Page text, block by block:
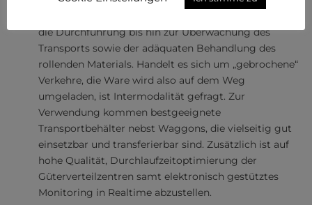
die Durchführung bis hin zur Überwachung des
Transports sowie der adäquaten Behandlung des
rollenden Materials. Handelt es sich um „gebrochene“
Verkehre, die Ware wird also auf dem Weg
umgeladen, ist Intermodalität gefragt. Zur
Verwendung kommen bestgeeignete
Transportbehälter nebst Waggons, die vielseitig gut
einsetzbar und transferierbar sind. Zusätzlich ist auf
hohe Qualität, Durchlaufzeitoptimierung der
Güterverteilzentren samt elektronisch gestütztes
Monitoring in Realtime abzustellen.